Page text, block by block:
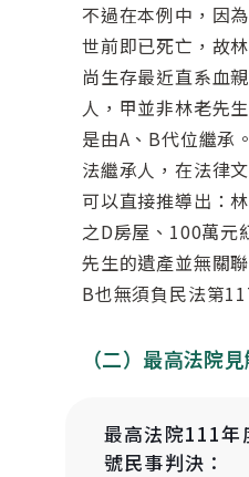
不過在本例中，因
世前即已死亡，故
尚生存最近直系血
人，甲並非林老先
是由A、B代位繼承
法繼承人，在法律
可以直接推導出：
之D房屋、100萬元
先生的遺產並無關
B也無須負民法第
（二）最高法院
最高法院111年
號民事判決：